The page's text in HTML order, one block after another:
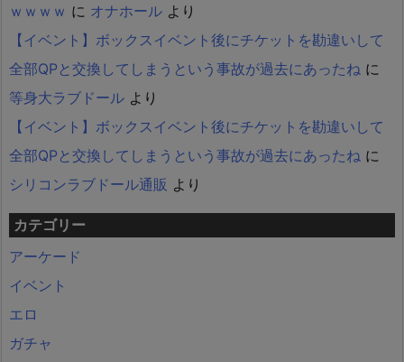
ｗｗｗｗ に オナホール より
【イベント】ボックスイベント後にチケットを勘違いして
全部QPと交換してしまうという事故が過去にあったね に
等身大ラブドール より
【イベント】ボックスイベント後にチケットを勘違いして
全部QPと交換してしまうという事故が過去にあったね に
シリコンラブドール通販 より
カテゴリー
アーケード
イベント
エロ
ガチャ